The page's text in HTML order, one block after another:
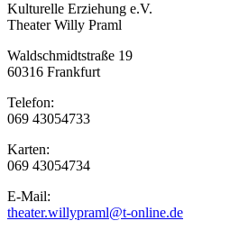
Kulturelle Erziehung e.V.
Theater Willy Praml
Waldschmidtstraße 19
60316 Frankfurt
Telefon:
069 43054733
Karten:
069 43054734
E-Mail:
theater.willypraml@t-online.de